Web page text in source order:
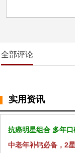
全部评论
实用资讯
抗癌明星组合 多年
中老年补钙必备，2